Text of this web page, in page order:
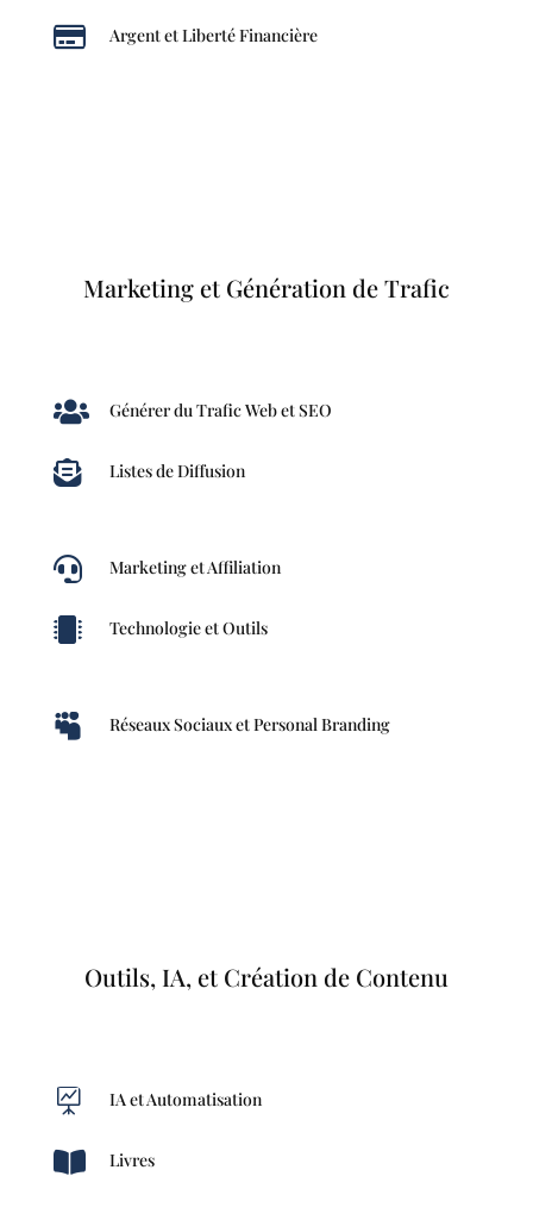
 Argent et Liberté Financière
Marketing et Génération de Trafic
 Générer du Trafic Web et SEO
 Listes de Diffusion
 Marketing et Affiliation
 Technologie et Outils
 Réseaux Sociaux et Personal Branding
Outils, IA, et Création de Contenu
 IA et Automatisation
 Livres